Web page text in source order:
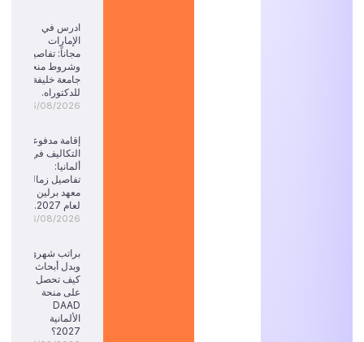
ادرس في
الإمارات
مجاناً: تفاصيل
وشروط منحة
جامعة خليفة
للدكتوراه.
06/08/2026
إقامة مدفوعة
التكاليف في
ألمانيا:
تفاصيل زمالة
معهد برلين
لعام 2027.
06/08/2026
براتب شهري
وبدل أبحاث:
كيف تحصل
على منحة
DAAD
الألمانية
2027؟